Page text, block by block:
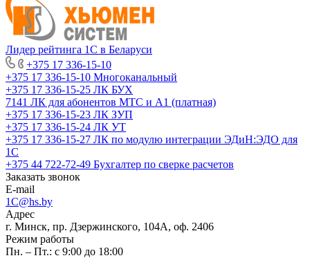
Лидер рейтинга 1С в Беларуси
+375 17 336-15-10
+375 17 336-15-10 Многоканальный
+375 17 336-15-25 ЛК БУХ
7141 ЛК для абонентов МТС и А1 (платная)
+375 17 336-15-23 ЛК ЗУП
+375 17 336-15-24 ЛК УТ
+375 17 336-15-27 ЛК по модулю интеграции ЭДиН:ЭДО для
1С
+375 44 722-72-49 Бухгалтер по сверке расчетов
Заказать звонок
E-mail
1C@hs.by
Адрес
г. Минск, пр. Дзержинского, 104А, оф. 2406
Режим работы
Пн. – Пт.: с 9:00 до 18:00